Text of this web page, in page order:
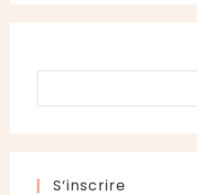
S’inscrire